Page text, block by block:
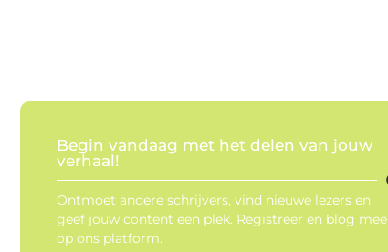
Begin vandaag met het delen van jouw
verhaal!
Ontmoet andere schrijvers, vind nieuwe lezers en
geef jouw content een plek. Registreer en blog mee
op ons platform.